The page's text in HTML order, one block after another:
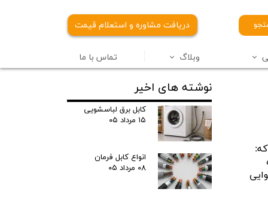
برق آلومینیومی
وبلاگ تماس با ما
دریافت مشاوره و استعلام قیمت
نوشته های اخیر
کابل برق لباسشویی
۱۵ مرداد ۰۵
انواع کابل فرمان
۰۸ مرداد ۰۵